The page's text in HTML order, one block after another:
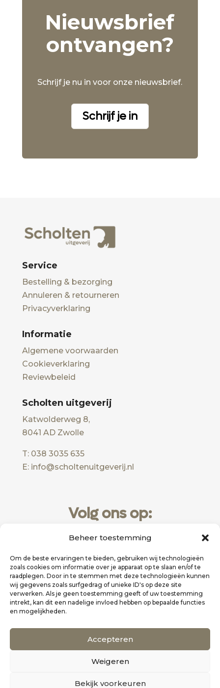
Beheer toestemming
Om de beste ervaringen te bieden, gebruiken wij technologieën
zoals cookies om informatie over je apparaat op te slaan en/of te
raadplegen. Door in te stemmen met deze technologieën kunnen
wij gegevens zoals surfgedrag of unieke ID's op deze site
verwerken. Als je geen toestemming geeft of uw toestemming
intrekt, kan dit een nadelige invloed hebben op bepaalde functies
en mogelijkheden.
Accepteren
Weigeren
Bekijk voorkeuren
Nieuwsbrief
ontvangen?
Schrijf je nu in voor onze nieuwsbrief.
Schrijf je in
Service
Bestelling & bezorging
Annuleren & retourneren
Privacyverklaring
Informatie
Algemene voorwaarden
Cookieverklaring
Reviewbeleid
Scholten uitgeverij
Katwolderweg 8,
8041 AD Zwolle
T: 038 3035 635
E: info@scholtenuitgeverij.nl
Volg ons op:
Website realisatie doorZakelijk Bereikbaar
Alle rechten voorbehouden